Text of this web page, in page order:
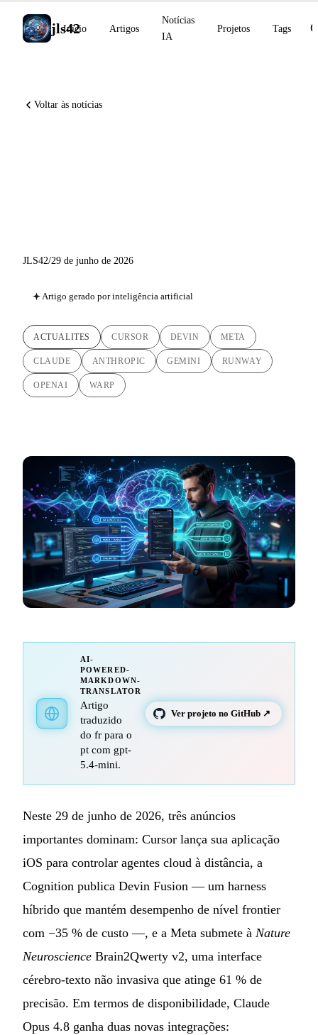
jls42
Início Artigos
Notícias
IA
Projetos Tags
Voltar às notícias
JLS42/29 de junho de 2026
Artigo gerado por inteligência artificial
ACTUALITES CURSOR DEVIN META
CLAUDE ANTHROPIC GEMINI RUNWAY
OPENAI WARP
AI-
POWERED-
MARKDOWN-
TRANSLATOR
Artigo
traduzido
do fr para o
pt com gpt-
5.4-mini.
Ver projeto no GitHub ↗
Neste 29 de junho de 2026, três anúncios
importantes dominam: Cursor lança sua aplicação
iOS para controlar agentes cloud à distância, a
Cognition publica Devin Fusion — um harness
híbrido que mantém desempenho de nível frontier
com −35 % de custo —, e a Meta submete à Nature
Neuroscience Brain2Qwerty v2, uma interface
cérebro-texto não invasiva que atinge 61 % de
precisão. Em termos de disponibilidade, Claude
Opus 4.8 ganha duas novas integrações: